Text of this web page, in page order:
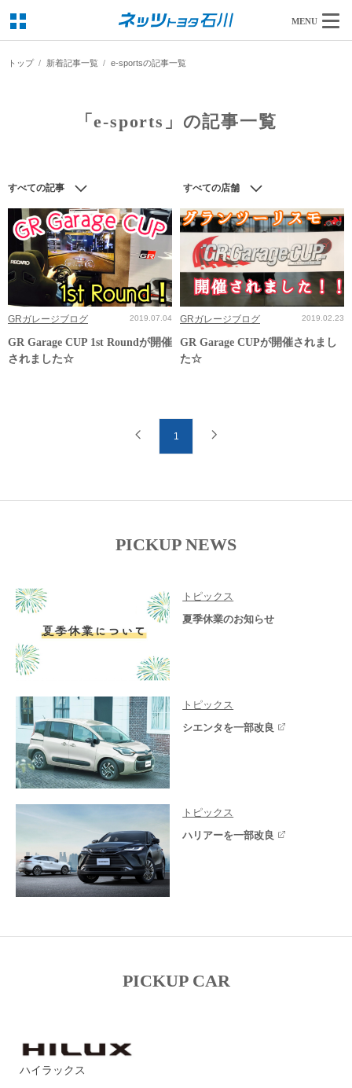
MENU
トップ 新着記事一覧 e-sportsの記事一覧
「e-sports」の記事一覧
すべての記事 すべての店舗
GRガレージブログ 2019.07.04
GR Garage CUP 1st Roundが開催
されました☆
GRガレージブログ 2019.02.23
GR Garage CUPが開催されまし
た☆
1
PICKUP NEWS
トピックス
夏季休業のお知らせ
トピックス
シエンタを一部改良
トピックス
ハリアーを一部改良
PICKUP CAR
ハイラックス